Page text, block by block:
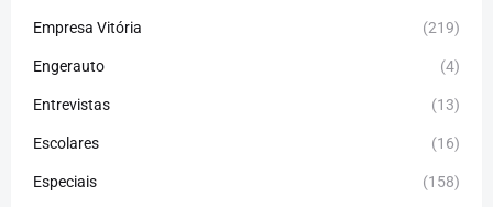
Empresa Vitória (219)
Engerauto (4)
Entrevistas (13)
Escolares (16)
Especiais (158)